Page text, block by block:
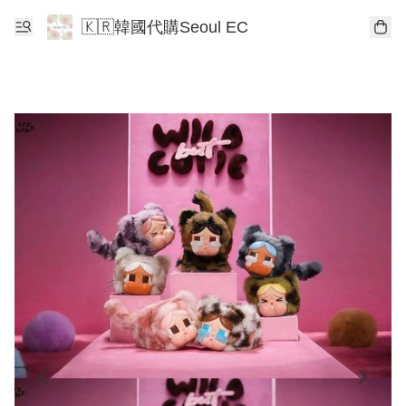
🇰🇷韓國代購Seoul EC